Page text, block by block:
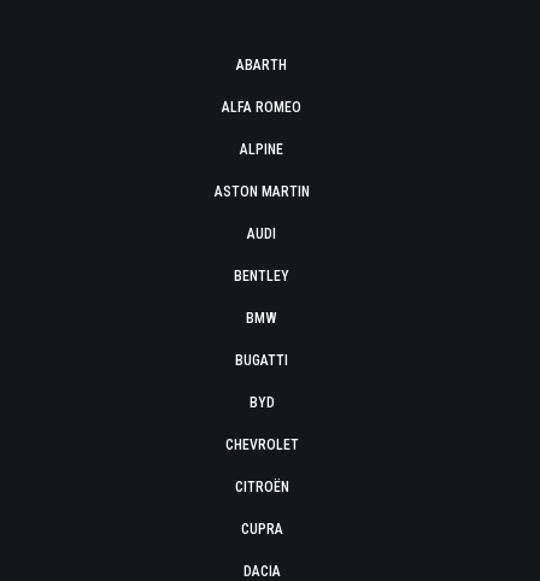
ABARTH
ALFA ROMEO
ALPINE
ASTON MARTIN
AUDI
BENTLEY
BMW
BUGATTI
BYD
CHEVROLET
CITROËN
CUPRA
DACIA